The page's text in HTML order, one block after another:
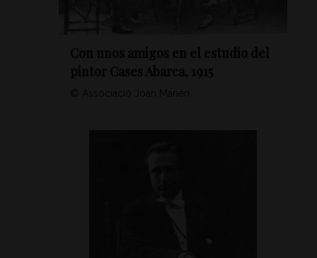
Con unos amigos en el estudio del
pintor Cases Abarca, 1915
© Associació Joan Manén